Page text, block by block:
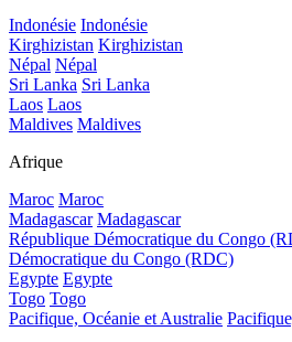
Indonésie Indonésie
Kirghizistan Kirghizistan
Népal Népal
Sri Lanka Sri Lanka
Laos Laos
Maldives Maldives
Afrique
Maroc Maroc
Madagascar Madagascar
République Démocratique du Congo
Démocratique du Congo (RDC)
Egypte Egypte
Togo Togo
Pacifique, Océanie et Australie